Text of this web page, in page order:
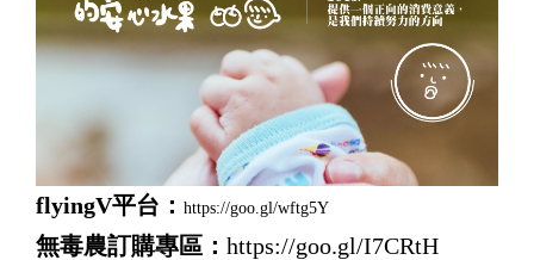
flyingV平台： https://goo.gl/wftg5Y
無毒農訂購專區： https://goo.gl/I7CRtH